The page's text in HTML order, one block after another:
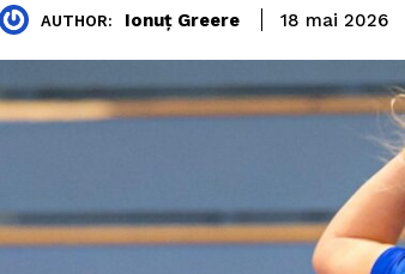
AUTHOR: Ionuț Greere 18 mai 2026